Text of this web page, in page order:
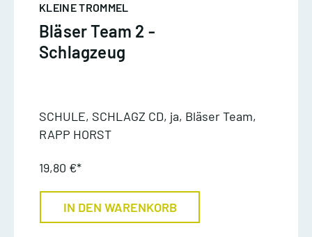
KLEINE TROMMEL
Bläser Team 2 -
Schlagzeug
SCHULE, SCHLAGZ CD, ja, Bläser Team,
RAPP HORST
19,80 €*
IN DEN WARENKORB